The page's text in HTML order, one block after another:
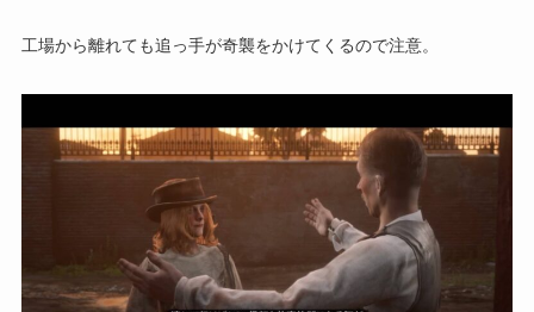
工場から離れても追っ手が奇襲をかけてくるので注意。